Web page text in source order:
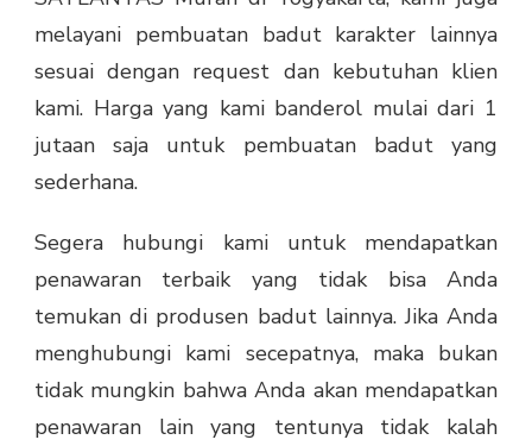
melayani pembuatan badut karakter lainnya
sesuai dengan request dan kebutuhan klien
kami. Harga yang kami banderol mulai dari 1
jutaan saja untuk pembuatan badut yang
sederhana.
Segera hubungi kami untuk mendapatkan
penawaran terbaik yang tidak bisa Anda
temukan di produsen badut lainnya. Jika Anda
menghubungi kami secepatnya, maka bukan
tidak mungkin bahwa Anda akan mendapatkan
penawaran lain yang tentunya tidak kalah